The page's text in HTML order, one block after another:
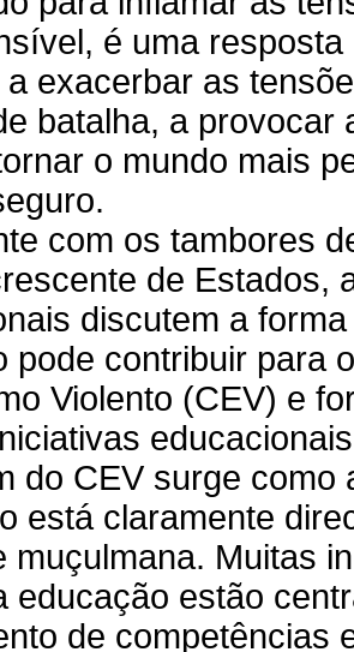
é uma
exacerbar as
batalha, a provocar
o mundo mais
com os tambores
de Estados,
discutem a
pode contribuir para
Violento (CEV) e
do CEV surge como
está claramente
muçulmana. Muitas
educação estão
de competências